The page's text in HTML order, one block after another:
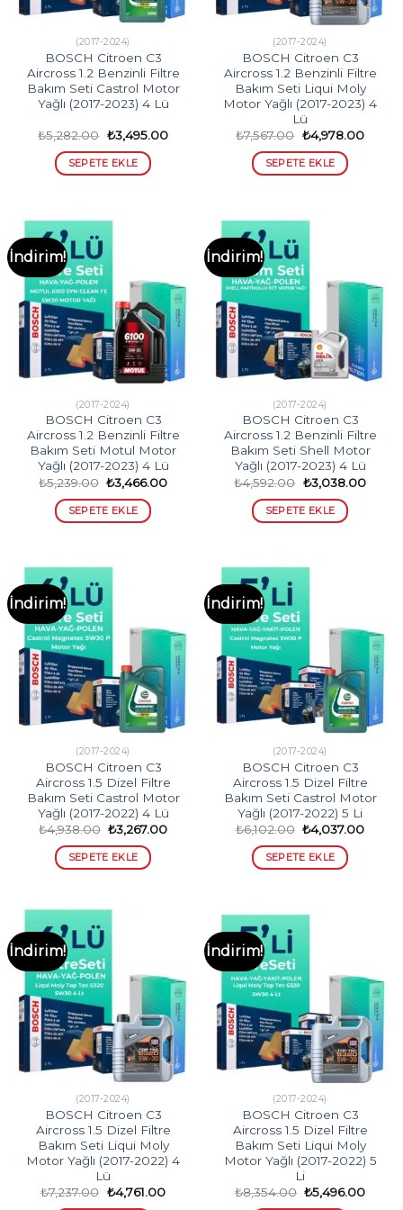
(2017-2024)
BOSCH Citroen C3
Aircross 1.2 Benzinli Filtre
Bakım Seti Castrol Motor
Yağlı (2017-2023) 4 Lü
₺5,282.00 Orijinal
fiyat:
₺5,282.00.
₺3,495.00Şu
SEPETE EKLE
(2017-2024)
BOSCH Citroen C3
Aircross 1.2 Benzinli Filtre
Bakım Seti Liqui Moly
Motor Yağlı (2017-2023) 4
Lü
₺7,567.00 Orijinal
fiyat:
₺7,567.00.
₺4,978.00Şu
SEPETE EKLE
İndirim!
(2017-2024)
BOSCH Citroen C3
Aircross 1.2 Benzinli Filtre
Bakım Seti Motul Motor
Yağlı (2017-2023) 4 Lü
₺5,239.00 Orijinal
fiyat:
₺5,239.00.
₺3,466.00Şu
SEPETE EKLE
İndirim!
(2017-2024)
BOSCH Citroen C3
Aircross 1.2 Benzinli Filtre
Bakım Seti Shell Motor
Yağlı (2017-2023) 4 Lü
₺4,592.00 Orijinal
fiyat:
₺4,592.00.
₺3,038.00Şu
SEPETE EKLE
İndirim!
(2017-2024)
BOSCH Citroen C3
Aircross 1.5 Dizel Filtre
Bakım Seti Castrol Motor
Yağlı (2017-2022) 4 Lü
₺4,938.00 Orijinal
fiyat:
₺4,938.00.
₺3,267.00Şu
SEPETE EKLE
İndirim!
(2017-2024)
BOSCH Citroen C3
Aircross 1.5 Dizel Filtre
Bakım Seti Castrol Motor
Yağlı (2017-2022) 5 Li
₺6,102.00 Orijinal
fiyat:
₺6,102.00.
₺4,037.00Şu
SEPETE EKLE
İndirim!
(2017-2024)
BOSCH Citroen C3
Aircross 1.5 Dizel Filtre
Bakım Seti Liqui Moly
Motor Yağlı (2017-2022) 4
Lü
₺7,237.00 Orijinal
fiyat:
₺4,761.00Şu
İndirim!
(2017-2024)
BOSCH Citroen C3
Aircross 1.5 Dizel Filtre
Bakım Seti Liqui Moly
Motor Yağlı (2017-2022) 5
Li
₺8,354.00 Orijinal
fiyat:
₺5,496.00Şu